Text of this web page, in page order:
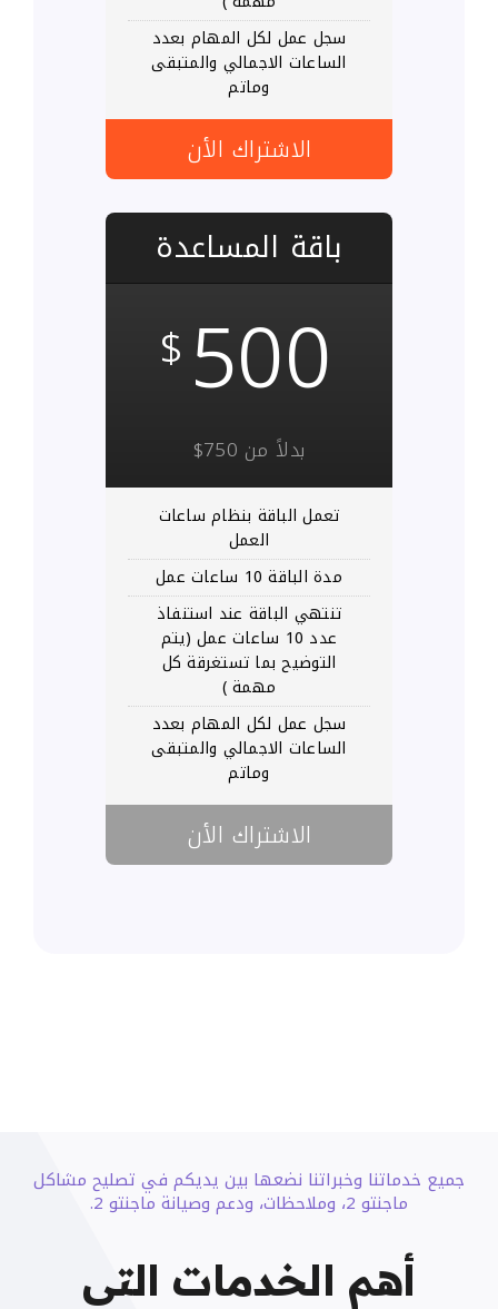
سجل عمل لكل المهام بعدد
الساعات الاجمالي والمتبقى
وماتم
الاشتراك الأن
باقة المساعدة
$ 500
بدلاً من 750$
تعمل الباقة بنظام ساعات
العمل
مدة الباقة 10 ساعات عمل
تنتهي الباقة عند استنفاذ
عدد 10 ساعات عمل (يتم
التوضيح بما تستغرقة كل
مهمة )
سجل عمل لكل المهام بعدد
الساعات الاجمالي والمتبقى
وماتم
الاشتراك الأن
جميع خدماتنا وخبراتنا نضعها بين يديكم في تصليح مشاكل
ماجنتو 2، وملاحظات، ودعم وصيانة ماجنتو 2.
أهم الخدمات التى